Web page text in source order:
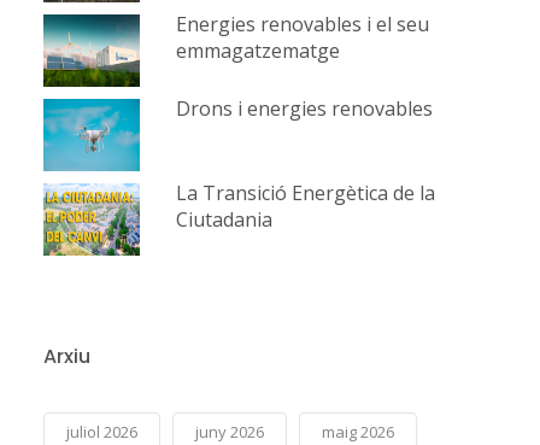
Energies renovables i el seu
emmagatzematge
Drons i energies renovables
La Transició Energètica de la
Ciutadania
Arxiu
juliol 2026 juny 2026 maig 2026